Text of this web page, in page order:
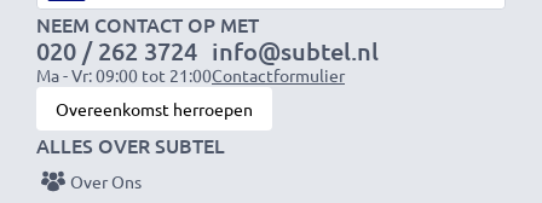
Merk:CELLONIC Power Tool Batterij
Capaciteit: 3Ah
Spanning: 7.2V
Celtype: NiMH
Kleur: zwart
NEEM CONTACT OP MET
020 / 262 3724
Ma - Vr: 09:00 tot 21:00
info@subtel.nl
Contactformulier
Overeenkomst herroepen
ALLES OVER SUBTEL
Over Ons